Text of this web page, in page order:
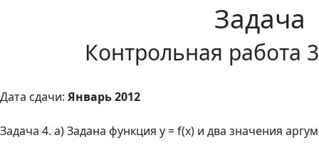
Задача
Контрольная работа
Дата сдачи: Январь 2012
Задача 4. а) Задана функция y = f(x) и два значения